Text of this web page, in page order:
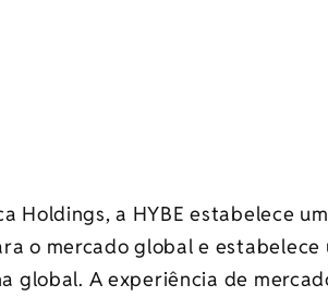
Holdings, a HYBE estabelece
o mercado global e
global. A experiência de